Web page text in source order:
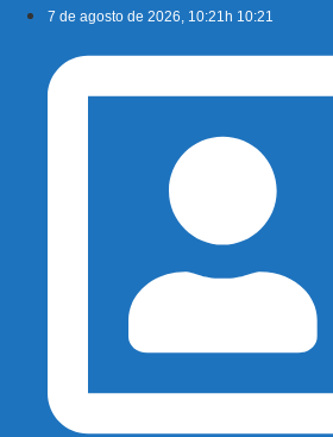
conteúdo
7 de agosto de 2026, 10:21h 10:21